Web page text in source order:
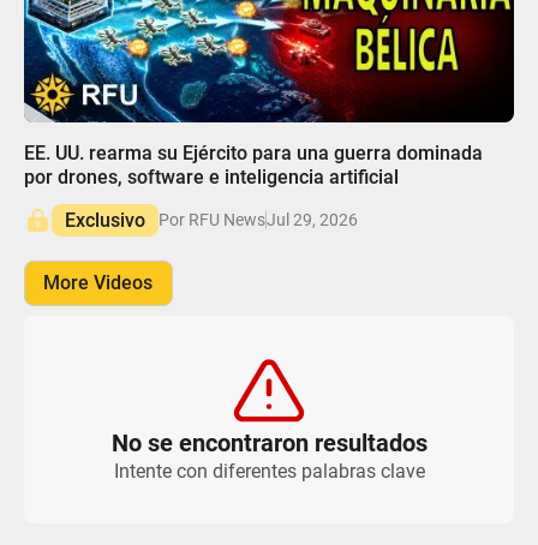
EE. UU. rearma su Ejército para una guerra dominada
por drones, software e inteligencia artificial
Exclusivo
Por RFU NewsJul 29, 2026
More Videos
No se encontraron resultados
Intente con diferentes palabras clave